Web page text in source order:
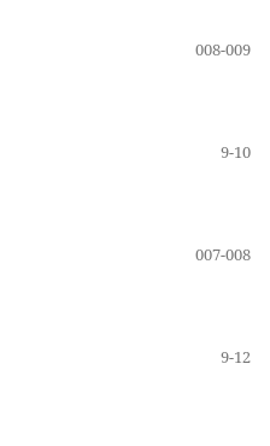
008-009
9-10
007-008
9-12